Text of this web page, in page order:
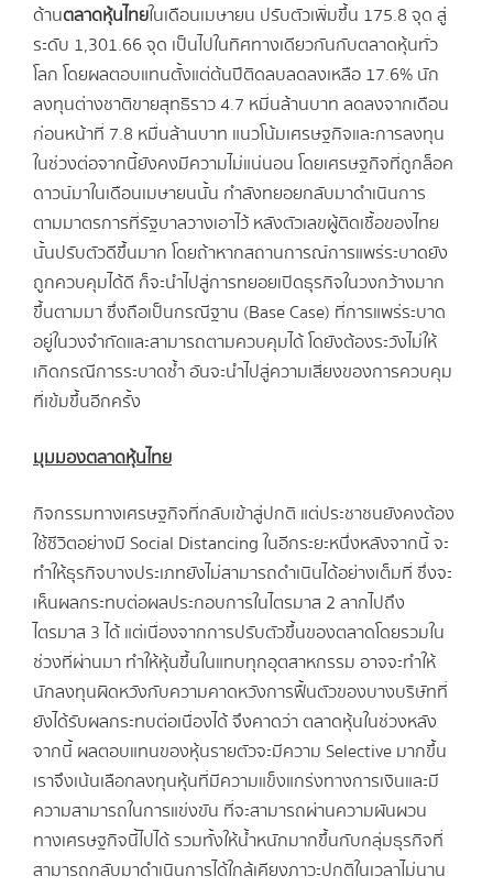
ด้านตลาดหุ้นไทยในเดือนเมษายน ปรับตัวเพิ่มขึ้น 175.8 จุด สู่
ระดับ 1,301.66 จุด เป็นไปในทิศทางเดียวกันกับตลาดหุ้นทั่ว
โลก โดยผลตอบแทนตั้งแต่ต้นปีติดลบลดลงเหลือ 17.6% นัก
ลงทุนต่างชาติขายสุทธิราว 4.7 หมี่นล้านบาท ลดลงจากเดือน
ก่อนหน้าที่ 7.8 หมื่นล้านบาท แนวโน้มเศรษฐกิจและการลงทุน
ในช่วงต่อจากนี้ยังคงมีความไม่แน่นอน โดยเศรษฐกิจที่ถูกล็อค
ดาวน์มาในเดือนเมษายนนั้น กำลังทยอยกลับมาดำเนินการ
ตามมาตรการที่รัฐบาลวางเอาไว้ หลังตัวเลขผู้ติดเชื้อของไทย
นั้นปรับตัวดีขึ้นมาก โดยถ้าหากสถานการณ์การแพร่ระบาดยัง
ถูกควบคุมได้ดี ก็จะนำไปสู่การทยอยเปิดธุรกิจในวงกว้างมาก
ขึ้นตามมา ซึ่งถือเป็นกรณีฐาน (Base Case) ที่การแพร่ระบาด
อยู่ในวงจำกัดและสามารถตามควบคุมได้ โดยังต้องระวังไม่ให้
เกิดกรณีการระบาดซ้ำ อันจะนำไปสู่ความเสี่ยงของการควบคุม
ที่เข้มขึ้นอีกครั้ง
มุมมองตลาดหุ้นไทย
กิจกรรมทางเศรษฐกิจที่กลับเข้าสู่ปกติ แต่ประชาชนยังคงต้อง
ใช้ชีวิตอย่างมี Social Distancing ในอีกระยะหนึ่งหลังจากนี้ จะ
ทำให้ธุรกิจบางประเภทยังไม่สามารถดำเนินได้อย่างเต็มที่ ซึ่งจะ
เห็นผลกระทบต่อผลประกอบการในไตรมาส 2 ลากไปถึง
ไตรมาส 3 ได้ แต่เนื่องจากการปรับตัวขึ้นของตลาดโดยรวมใน
ช่วงที่ผ่านมา ทำให้หุ้นขึ้นในแทบทุกอุตสาหกรรม อาจจะทำให้
นักลงทุนผิดหวังกับความคาดหวังการฟื้นตัวของบางบริษัทที่
ยังได้รับผลกระทบต่อเนื่องได้ จึงคาดว่า ตลาดหุ้นในช่วงหลัง
จากนี้ ผลตอบแทนของหุ้นรายตัวจะมีความ Selective มากขึ้น
เราจึงเน้นเลือกลงทุนหุ้นที่มีความแข็งแกร่งทางการเงินและมี
ความสามารถในการแข่งขัน ที่จะสามารถผ่านความผันผวน
ทางเศรษฐกิจนี้ไปได้ รวมทั้งให้น้ำหนักมากขึ้นกับกลุ่มธุรกิจที่
สามารถกลับมาดำเนินการได้ใกล้เคียงภาวะปกติในเวลาไม่นาน